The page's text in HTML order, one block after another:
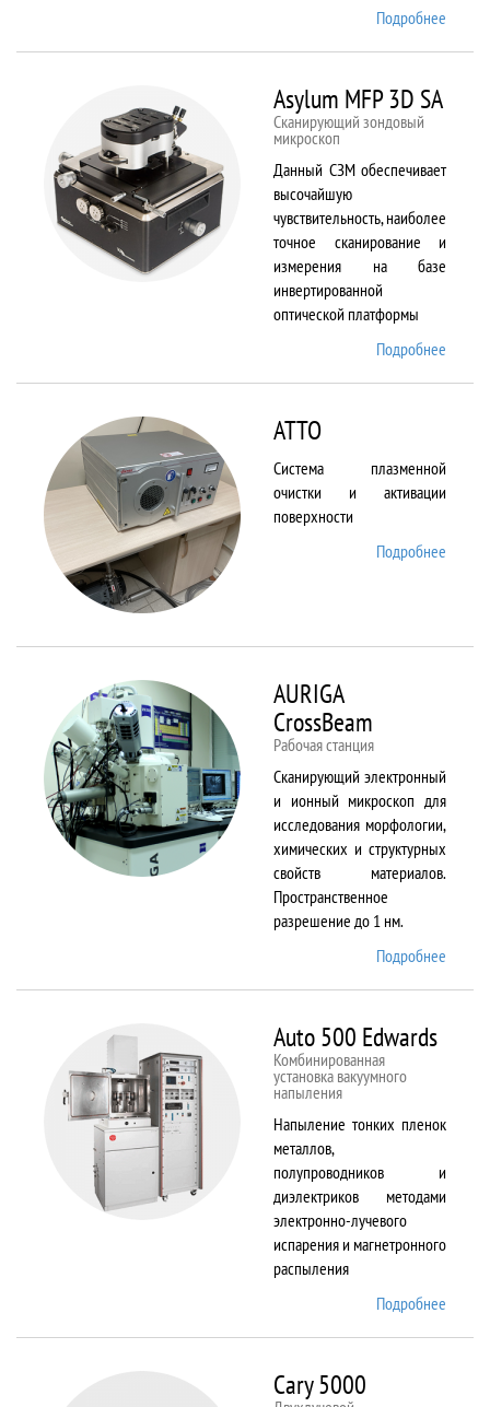
Подробнее
Asylum MFP 3D SA
Сканирующий зондовый
микроскоп
Данный СЗМ обеспечивает
высочайшую
чувствительность, наиболее
точное сканирование и
измерения на базе
инвертированной
оптической платформы
Подробнее
ATTO
Система плазменной
очистки и активации
поверхности
Подробнее
AURIGA
CrossBeam
Рабочая станция
Сканирующий электронный
и ионный микроскоп для
исследования морфологии,
химических и структурных
свойств материалов.
Пространственное
разрешение до 1 нм.
Подробнее
Auto 500 Edwards
Комбинированная
установка вакуумного
напыления
Напыление тонких пленок
металлов,
полупроводников и
диэлектриков методами
электронно-лучевого
испарения и магнетронного
распыления
Подробнее
Cary 5000